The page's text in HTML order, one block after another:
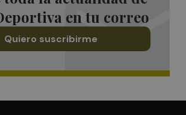
en tu correo
Quiero suscribirme